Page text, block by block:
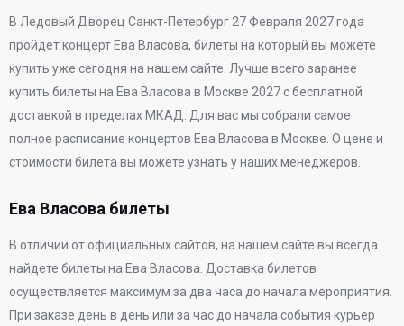
В Ледовый Дворец Санкт-Петербург 27 Февраля 2027 года
пройдет концерт Ева Власова, билеты на который вы можете
купить уже сегодня на нашем сайте. Лучше всего заранее
купить билеты на Ева Власова в Москве 2027 с бесплатной
доставкой в пределах МКАД. Для вас мы собрали самое
полное расписание концертов Ева Власова в Москве. О цене и
стоимости билета вы можете узнать у наших менеджеров.
Ева Власова билеты
В отличии от официальных сайтов, на нашем сайте вы всегда
найдете билеты на Ева Власова. Доставка билетов
осуществляется максимум за два часа до начала мероприятия.
При заказе день в день или за час до начала события курьер